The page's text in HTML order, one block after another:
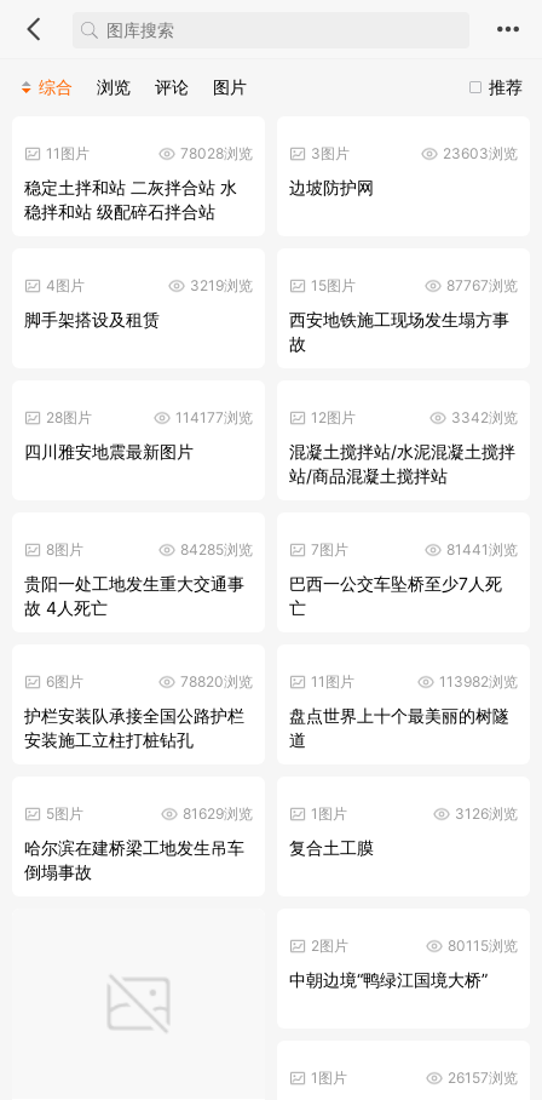
推荐
综合 浏览 评论 图片
78028浏览
11图片
稳定土拌和站 二灰拌合站 水
稳拌和站 级配碎石拌合站
23603浏览
3图片
边坡防护网
3219浏览
4图片
脚手架搭设及租赁
87767浏览
15图片
西安地铁施工现场发生塌方事
故
114177浏览
28图片
四川雅安地震最新图片
3342浏览
12图片
混凝土搅拌站/水泥混凝土搅拌
站/商品混凝土搅拌站
84285浏览
8图片
贵阳一处工地发生重大交通事
故 4人死亡
81441浏览
7图片
巴西一公交车坠桥至少7人死
亡
78820浏览
6图片
护栏安装队承接全国公路护栏
安装施工立柱打桩钻孔
113982浏览
11图片
盘点世界上十个最美丽的树隧
道
81629浏览
5图片
哈尔滨在建桥梁工地发生吊车
倒塌事故
3126浏览
1图片
复合土工膜
80115浏览
2图片
中朝边境“鸭绿江国境大桥”
26157浏览
1图片